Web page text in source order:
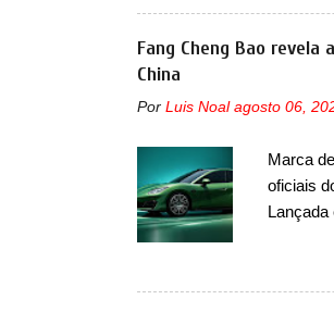
modelo
ainda
percebe
placa
Fang Cheng Bao revela
China
Por Luis Noal agosto 06,
Marca
oficiais
Lançada
pegada
Bao 5 e